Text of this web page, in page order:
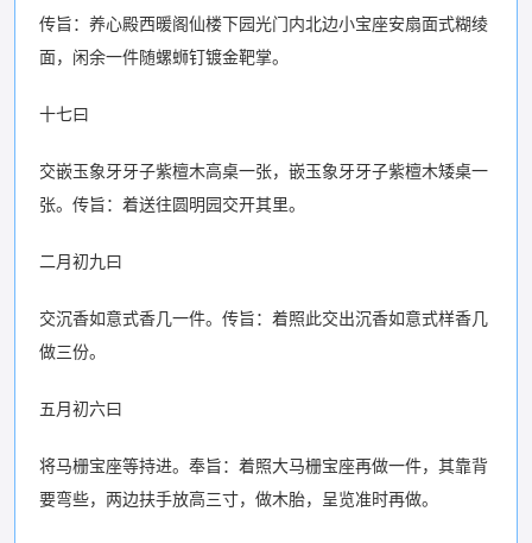
传旨：养心殿西暖阁仙楼下园光门内北边小宝座安扇面式糊绫
面，闲余一件随螺蛳钉镀金靶掌。
十七曰
交嵌玉象牙牙子紫檀木高桌一张，嵌玉象牙牙子紫檀木矮桌一
张。传旨：着送往圆明园交开其里。
二月初九曰
交沉香如意式香几一件。传旨：着照此交出沉香如意式样香几
做三份。
五月初六曰
将马栅宝座等持进。奉旨：着照大马栅宝座再做一件，其靠背
要弯些，两边扶手放高三寸，做木胎，呈览准时再做。